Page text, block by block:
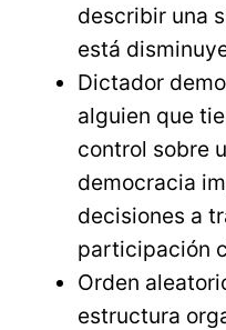
describir una
está
Dictador
alguien que
control sobre
democracia
decisiones a
participación
Orden
estructura